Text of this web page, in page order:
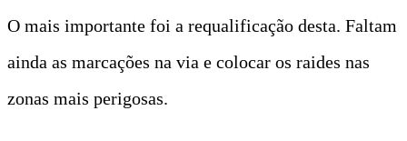
O mais importante foi a requalificação desta. Faltam
ainda as marcações na via e colocar os raides nas
zonas mais perigosas.